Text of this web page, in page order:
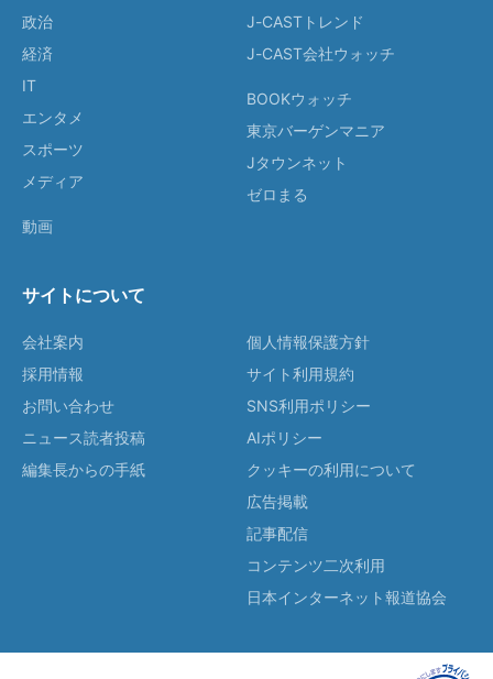
政治
経済
IT
エンタメ
スポーツ
メディア
動画
J-CASTトレンド
J-CAST会社ウォッチ
BOOKウォッチ
東京バーゲンマニア
Jタウンネット
ゼロまる
サイトについて
会社案内
採用情報
お問い合わせ
ニュース読者投稿
編集長からの手紙
個人情報保護方針
サイト利用規約
SNS利用ポリシー
AIポリシー
クッキーの利用について
広告掲載
記事配信
コンテンツ二次利用
日本インターネット報道協会